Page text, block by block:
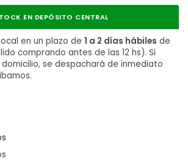
EN DEPÓSITO CENTRAL
en un plazo de 1 a 2 días hábiles de
comprando antes de las 12 hs). Si
se despachará de inmediato